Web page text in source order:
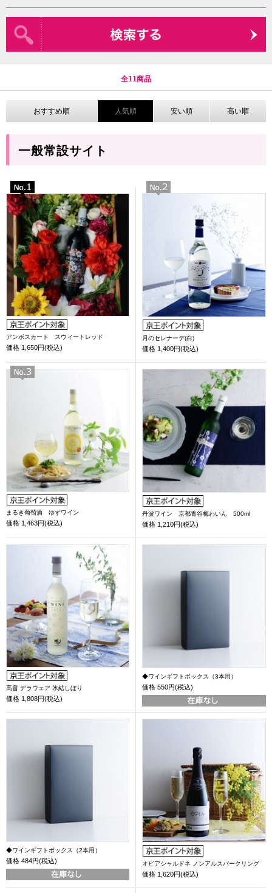
全11商品
おすすめ順 人気順 安い順 高い順
一般常設サイト
アンボスカート スウィートレッド
価格 1,650円(税込)
月のセレナーデ(白)
価格 1,400円(税込)
まるき葡萄酒 ゆずワイン
価格 1,463円(税込)
丹波ワイン 京都青谷梅わいん 500ml
価格 1,210円(税込)
高畠 デラウェア 氷結しぼり
価格 1,808円(税込)
◆ワインギフトボックス（3本用）
価格 550円(税込)
◆ワインギフトボックス（2本用）
価格 484円(税込) オピアシャルドネ ノンアルスパークリング
価格 1,620円(税込)